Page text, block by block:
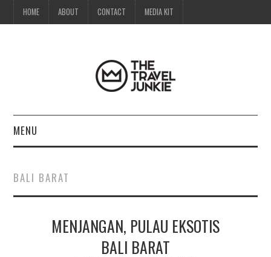
HOME ABOUT CONTACT MEDIA KIT
MENU
ABOUT
CONTACT
BALI BARAT
MENJANGAN, PULAU EKSOTIS
BALI BARAT